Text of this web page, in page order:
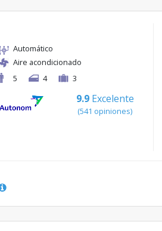
Automático
Aire acondicionado
5
4 3
9.9 Excelente
(541 opiniones)